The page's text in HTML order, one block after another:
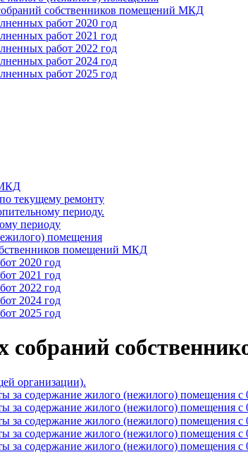
собственников помещений МКД
работ 2020 год
работ 2021 год
работ 2022 год
работ 2024 год
работ 2025 год
текущему ремонту
периоду.
периоду
помещения
помещений МКД
2020 год
2021 год
2022 год
2024 год
2025 год
организации).
за содержание жилого (нежилого) помещения с
за содержание жилого (нежилого) помещения с
за содержание жилого (нежилого) помещения с
за содержание жилого (нежилого) помещения с
за содержание жилого (нежилого) помещения с